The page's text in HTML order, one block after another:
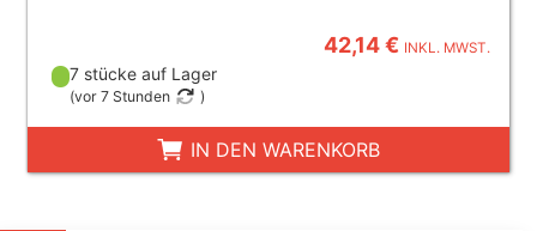
42,14 € INKL. MWST.
7 stücke auf Lager
(vor 7 Stunden )
IN DEN WARENKORB